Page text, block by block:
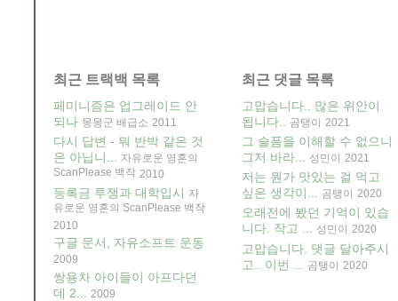
최근 트랙백 목록
페미니즘은 업그레이드 안
되나 몽몽군 배급소 2011
다시 답변 - 뭐 반박 같은 것
은 아닙니...
자유로운 영혼의
ScanPlease 백작 2010
등록금 투쟁과 대학입시 자
유로운 영혼의 ScanPlease 백작
2010
구글 문서, 자유소프트 운동
2009
쌍용차 아이들이 아프다던
데 2...
2009
최근 댓글 목록
고맙습니다.. 많은 위안이
됩니다..
곰탱이 2021
그 슬픔을 이해할 수 없으니
그저 바라...
성민이 2021
저는 뭔가 맛있는 걸 먹고
싶은 생각이...
곰탱이 2020
오래전에 봤던 기억이 있습
니다. 작고 ... 성민이 2020
고맙습니다. 댓글 달아주시
고.. 이번 ...
곰탱이 2020